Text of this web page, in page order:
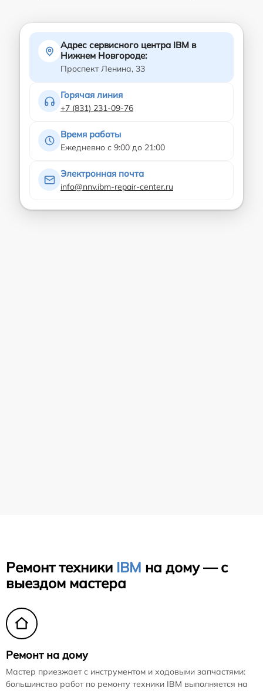
Адрес сервисного центра IBM в
Нижнем Новгороде:
Проспект Ленина, 33
Горячая линия
+7 (831) 231-09-76
Время работы
Ежедневно с 9:00 до 21:00
Электронная почта
info@nnv.ibm-repair-center.ru
Ремонт техники IBM на дому — с
выездом мастера
Ремонт на дому
Мастер приезжает с инструментом и ходовыми запчастями:
большинство работ по ремонту техники IBM выполняется на